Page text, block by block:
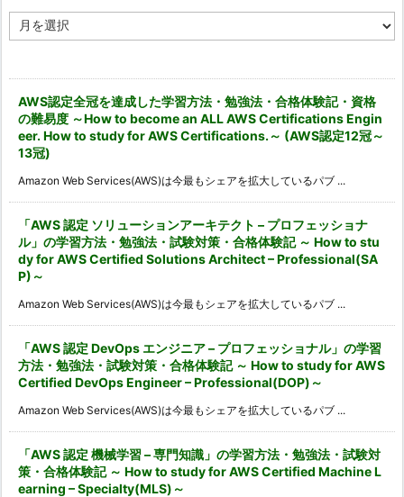
ー
AWS認定全冠を達成した学習方法・勉強法・合格体験記・資格
の難易度 ～How to become an ALL AWS Certifications Engin
eer. How to study for AWS Certifications.～ (AWS認定12冠～
13冠)
Amazon Web Services(AWS)は今最もシェアを拡大しているパブ ...
「AWS 認定 ソリューションアーキテクト – プロフェッショナ
ル」の学習方法・勉強法・試験対策・合格体験記 ～ How to stu
dy for AWS Certified Solutions Architect – Professional(SA
P)～
Amazon Web Services(AWS)は今最もシェアを拡大しているパブ ...
「AWS 認定 DevOps エンジニア – プロフェッショナル」の学習
方法・勉強法・試験対策・合格体験記 ～ How to study for AWS
Certified DevOps Engineer – Professional(DOP)～
Amazon Web Services(AWS)は今最もシェアを拡大しているパブ ...
「AWS 認定 機械学習 – 専門知識」の学習方法・勉強法・試験対
策・合格体験記 ～ How to study for AWS Certified Machine L
earning – Specialty(MLS)～